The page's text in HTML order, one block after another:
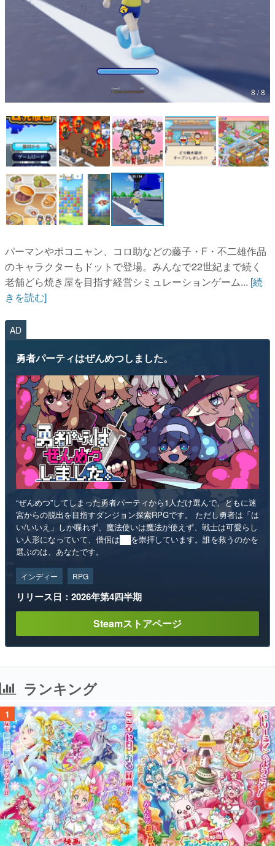
特集記事
その他
電ファミニコゲーマーとは？
運営：株式会社マレ
8 / 8
パーマンやポコニャン、コロ助などの藤子・F・不二雄作品
のキャラクターもドットで登場。みんなで22世紀まで続く
老舗どら焼き屋を目指す経営シミュレーションゲーム... [続
きを読む]
AD
勇者パーティはぜんめつしました。
“ぜんめつ”してしまった勇者パーティから1人だけ選んで、ともに迷
宮からの脱出を目指すダンジョン探索RPGです。 ただし勇者は「は
い/いいえ」しか喋れず、魔法使いは魔法が使えず、戦士は可愛らし
い人形になっていて、僧侶は██を崇拝しています。誰を救うのかを
選ぶのは、あなたです。
インディー RPG
リリース日：2026年第4四半期
Steamストアページ
ランキング
1